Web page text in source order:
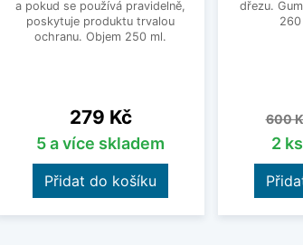
a pokud se používá pravidelně,
poskytuje produktu trvalou
ochranu. Objem 250 ml.
Cena
279 Kč
5 a více skladem
Přidat do košíku
dřezu.
600
2